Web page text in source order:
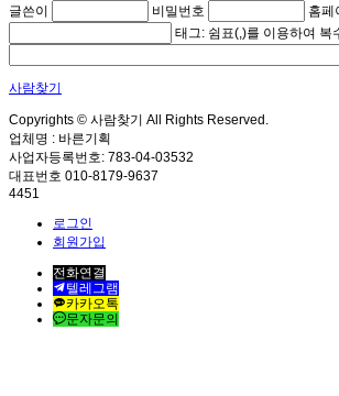
글쓴이
비밀번호
홈페
태그: 쉼표(,)를 이용하여 복
사람찾기
Copyrights © 사람찾기 All Rights Reserved.
업체명 : 바른기획
사업자등록번호: 783-04-03532
대표번호 010-8179-9637
4451
로그인
회원가입
전화연결
텔레그램
카카오톡
문자문의